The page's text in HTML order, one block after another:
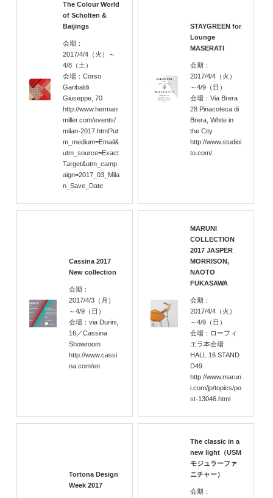
The Colour World
of Scholten &
Baijings
会期：
2017/4/4 （火）
～
4/8 （土）
会場：Corso
Garibaldi
Giuseppe, 70
http://www.herman
miller.com/events/
milan-2017.html?ut
m_medium=Email&
utm_source=Exact
Target&utm_camp
aign=2017_03_Mila
n_Save_Date
STAYGREEN for
Lounge
MASERATI
会期：
2017/4/4 （火）
～4/9 （日）
会場：Via Brera
28 Pinacoteca di
Brera, White in
the City
http://www.studioi
to.com/
Cassina 2017
New collection
会期：
2017/4/3（月）
～4/9（日）
会場：via Durini,
16／Cassina
Showroom
http://www.cassi
na.com/en
MARUNI
COLLECTION
2017 JASPER
MORRISON,
NAOTO
FUKASAWA
会期：
2017/4/4 （火）
～4/9 （日）
会場：ローフィ
エラ本会場
HALL 16 STAND
D49
http://www.marun
i.com/jp/topics/po
st-13046.html
Tortona Design
Week 2017
The classic in a
new light（USM
モジュラーファ
ニチャー）
会期：